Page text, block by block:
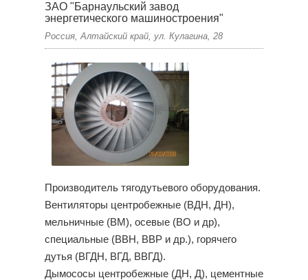
ЗАО "Барнаульский завод
энергетического машиностроения"
Россия, Алтайский край, ул. Кулагина, 28
Производитель тягодутьевого оборудования.
Вентиляторы центробежные (ВДН, ДН),
мельничные (ВМ), осевые (ВО и др),
специальные (ВВН, ВВР и др.), горячего
дутья (ВГДН, ВГД, ВВГД).
Дымососы центробежные (ДН, Д), цементные